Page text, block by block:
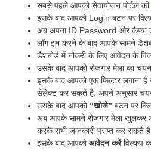
सबसे पहले आपको सेवायोजन पोर्टल की
इसके बाद आपको Login बटन पर
अब अपना ID Password और कैप्चा
लॉग इन करने के बाद आपके सामने
डैशबोर्ड में नौकरी के लिए आवेदन के
उसके बाद आपको रोजगार मेला का
इसके बाद आपको एक फ़िल्टर लगाना है
सेलेक्ट कर सकते है, अपने अनुसार
उसके बाद आपको “खोजे” बटन पर
अब आपके सामने रोजगार मेला खुलकर आ
करके सभी जानकारी प्राप्त कर सकते
इसके बाद आपकोआवेदन करेंविल्कप